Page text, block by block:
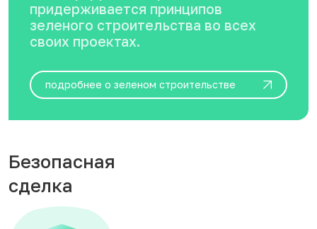
придерживается принципов
зеленого строительства во всех
своих проектах.
подробнее о зеленом строительстве
Безопасная
сделка